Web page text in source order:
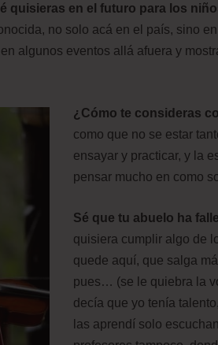
quisieras en el futuro para los
no solo acá en el país, sino
algunos eventos allá afuera y
¿Cómo te consideras
como que no se estar
ensayar y practicar, y la
pensar mucho en como
Sé que tu abuelo ha
quisiera cumplir algo de
quede aquí, que salga
pues… (se le quiebra la
decía que yo tenía
las aprendí solo